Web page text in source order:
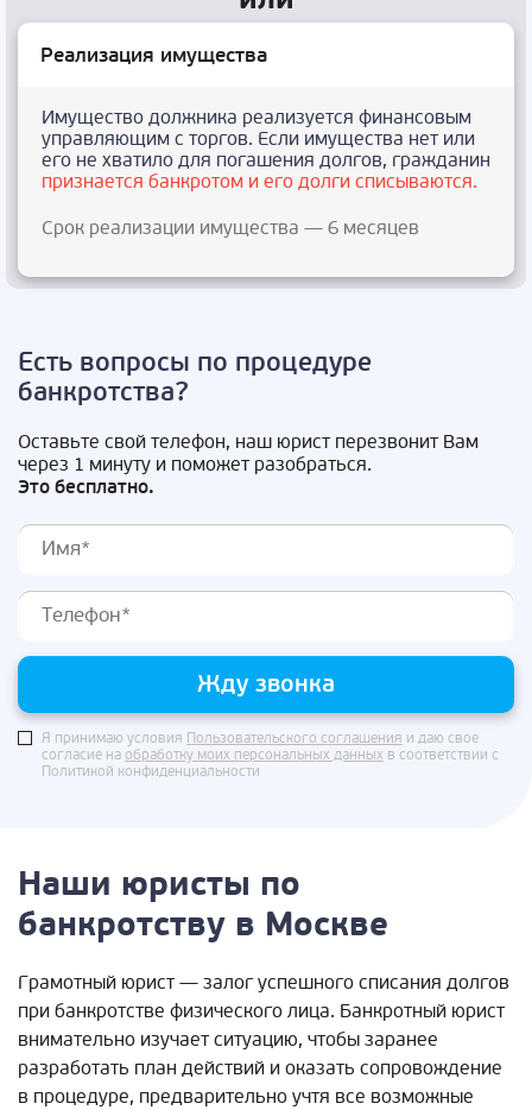
Реализация имущества
Имущество должника реализуется финансовым
управляющим с торгов. Если имущества нет или
его не хватило для погашения долгов, гражданин
признается банкротом и его долги списываются.
Срок реализации имущества — 6 месяцев
Есть вопросы по процедуре
банкротства?
Оставьте свой телефон, наш юрист перезвонит Вам
через 1 минуту и поможет разобраться.
Это бесплатно.
Жду звонка
Я принимаю условия Пользовательского соглашения и даю свое
согласие на обработку моих персональных данных в соответствии с
Политикой конфиденциальности
Наши юристы по
банкротству в Москве
Грамотный юрист — залог успешного списания долгов
при банкротстве физического лица. Банкротный юрист
внимательно изучает ситуацию, чтобы заранее
разработать план действий и оказать сопровождение
в процедуре, предварительно учтя все возможные